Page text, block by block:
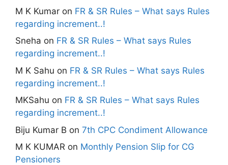
M K Kumar on FR & SR Rules – What says Rules
regarding increment..!
Sneha on FR & SR Rules – What says Rules
regarding increment..!
M K Sahu on FR & SR Rules – What says Rules
regarding increment..!
MKSahu on FR & SR Rules – What says Rules
regarding increment..!
Biju Kumar B on 7th CPC Condiment Allowance
M K KUMAR on Monthly Pension Slip for CG
Pensioners